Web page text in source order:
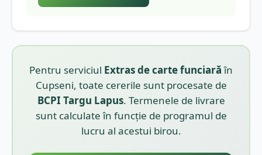
Pentru serviciul Extras de carte funciarăîn
Cupseni, toate cererile sunt procesate de
BCPI Targu Lapus. Termenele de livrare
sunt calculate în funcție de programul de
lucru al acestui birou.